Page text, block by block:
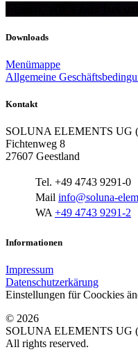
Feiern, wie’s nur bei
Downloads
Menümappe
Allgemeine
Kontakt
SOLUNA ELEMENTS UG
Fichtenweg 8
27607 Geestland
Tel. +49 4743 9291-0
Mail info@soluna-
WA +49 4743 9291-2
Informationen
Impressum
Datenschutzerkärung
Einstellungen für Coockies
© 2026
SOLUNA ELEMENTS UG
All rights reserved.